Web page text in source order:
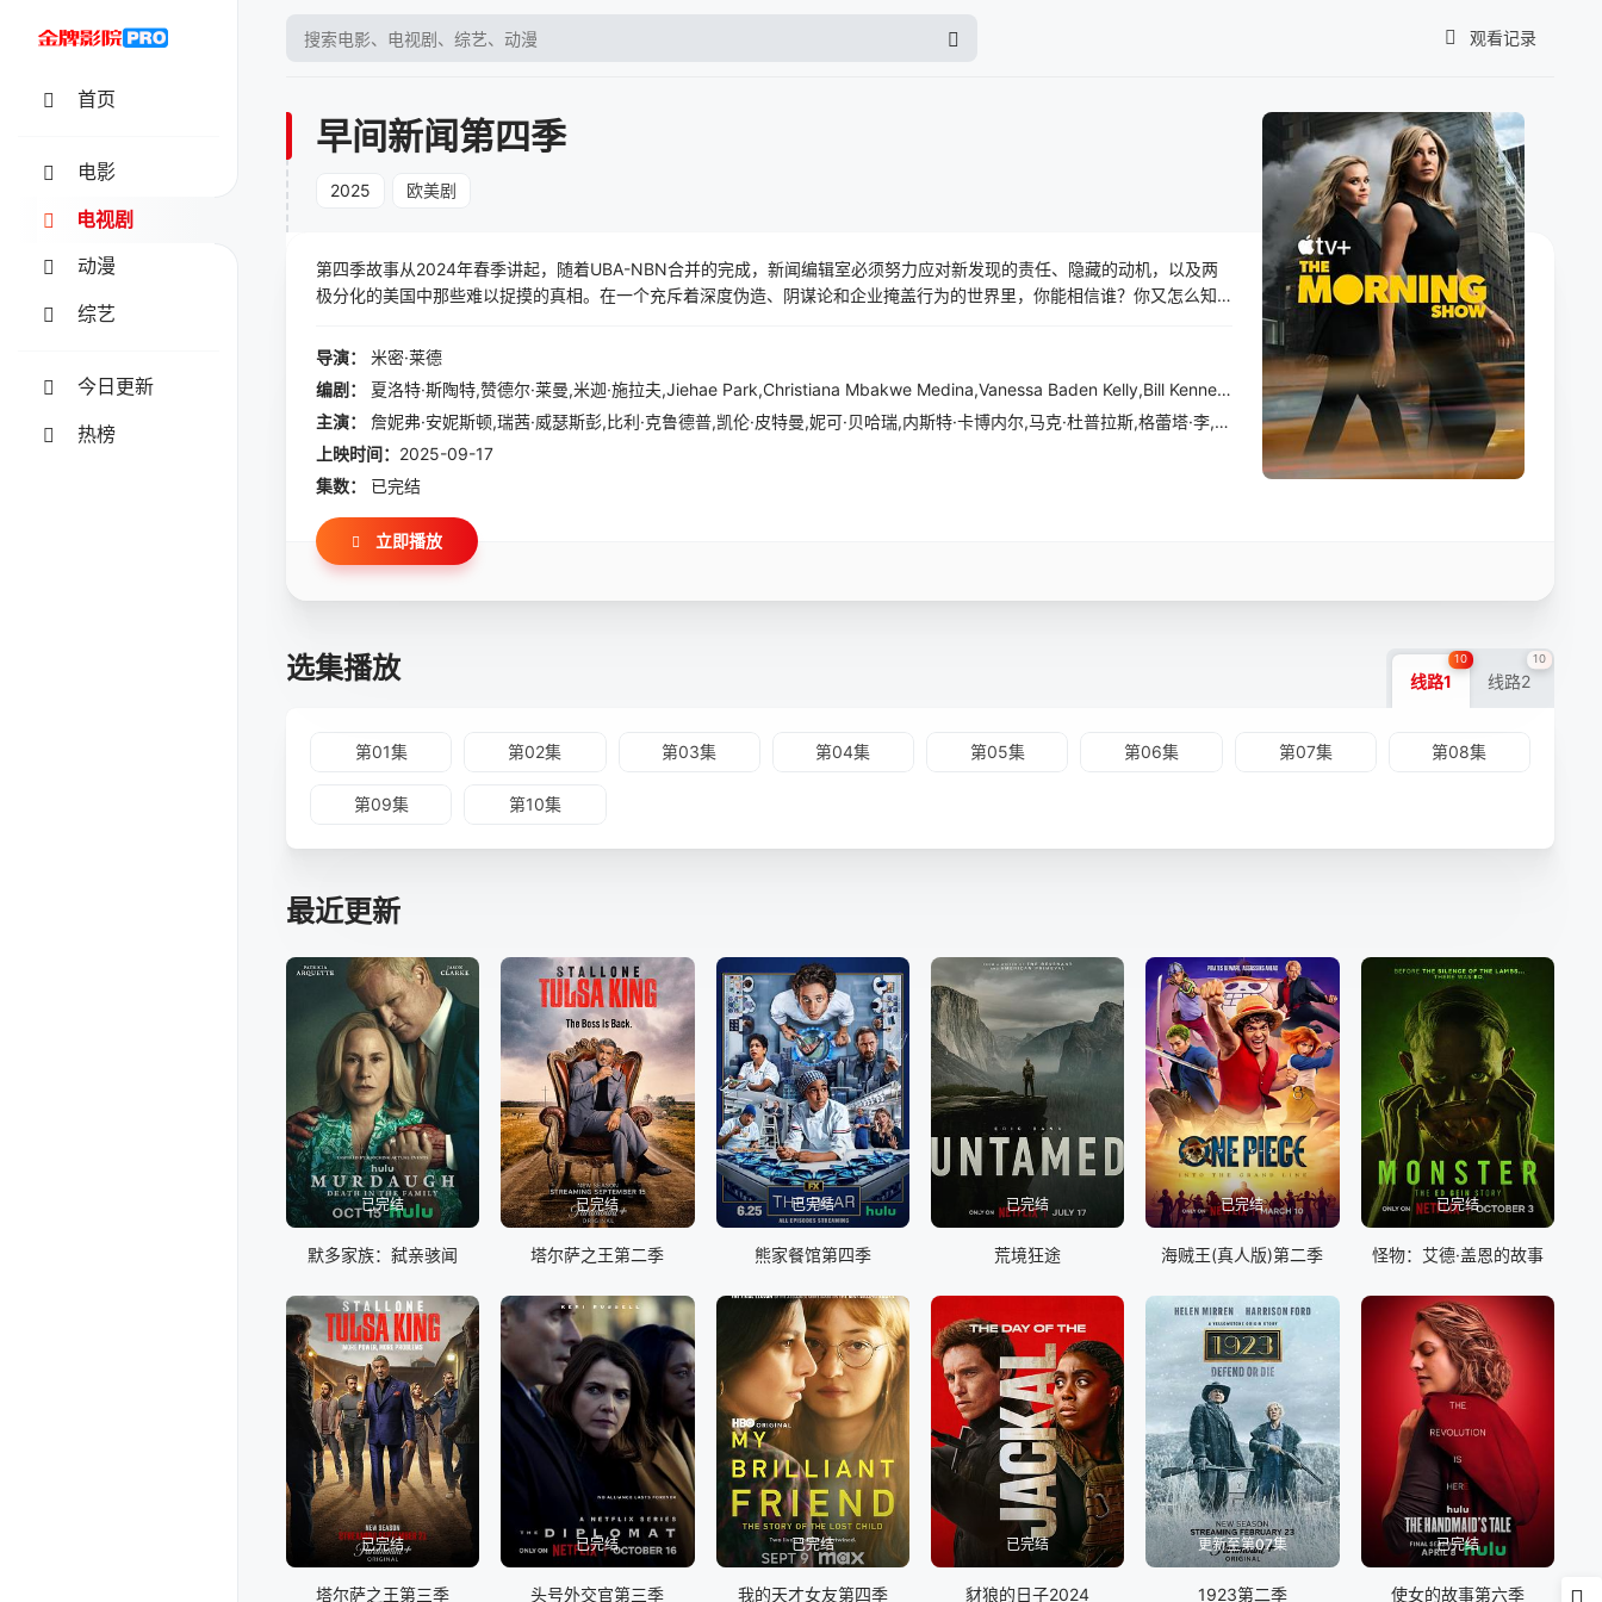
观看记录
暂无观看影片的记录
首页
电影
电视剧
动漫
综艺
今日更新
热榜
早间新闻第四季
2025 欧美剧
第四季故事从2024年春季讲起，随着UBA-NBN合并的完成，新闻编辑室必须努力应对新发现的责任、隐藏的动机，以及两
极分化的美国中那些难以捉摸的真相。在一个充斥着深度伪造、阴谋论和企业掩盖行为的世界里，你能相信谁？你又怎么知
导演：
米密·莱德
编剧：
夏洛特·斯陶特,赞德尔·莱曼,米迦·施拉夫,Jiehae Park,Christiana Mbakwe Medina,Vanessa Baden Kelly,Bill Kennedy,Sharon H
主演：
詹妮弗·安妮斯顿,瑞茜·威瑟斯彭,比利·克鲁德普,凯伦·皮特曼,妮可·贝哈瑞,内斯特·卡博内尔,马克·杜普拉斯,格蕾塔·李,玛丽昂·歌迪亚,杰瑞米·艾恩斯,亚伦·皮埃尔,威廉·杰克森·哈珀,波伊德·霍布鲁克,乔恩·哈姆,Rachel Marsh,约翰·胡热那克
上映时间： 2025-09-17
集数：
已完结
立即播放
选集播放 线路1
10
线路2
10
第01集 第02集 第03集 第04集 第05集 第06集 第07集 第08集
第09集 第10集
最近更新
已完结
默多家族：弑亲骇闻
已完结
塔尔萨之王第二季
已完结
熊家餐馆第四季
已完结
荒境狂途
已完结
海贼王(真人版)第二季
已完结
怪物：艾德·盖恩的故事
已完结
塔尔萨之王第三季
已完结
头号外交官第三季
已完结
我的天才女友第四季
已完结
豺狼的日子2024
更新至第07集
1923第二季
已完结
使女的故事第六季